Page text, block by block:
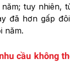
tuy nhiên,
đã hơn gấp
năm.
cầu không